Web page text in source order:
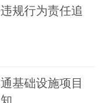
规行为责任追
基础设施项目